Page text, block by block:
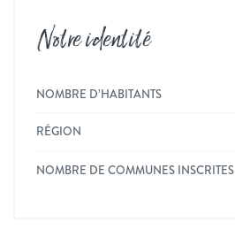
Notre identité
NOMBRE D’HABITANTS
RÉGION
NOMBRE DE COMMUNES INSCRITES